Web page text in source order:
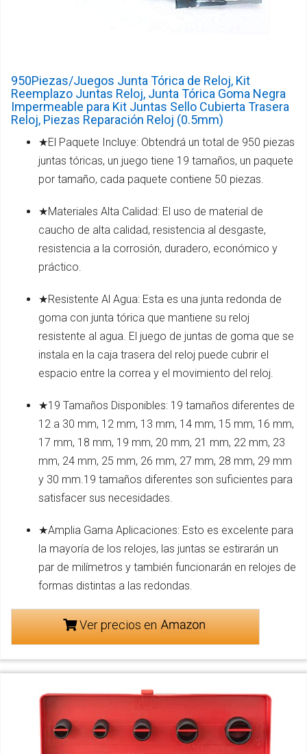
950Piezas/Juegos Junta Tórica de Reloj, Kit
Reemplazo Juntas Reloj, Junta Tórica Goma Negra
Impermeable para Kit Juntas Sello Cubierta Trasera
Reloj, Piezas Reparación Reloj (0.5mm)
★El Paquete Incluye: Obtendrá un total de 950 piezas
juntas tóricas, un juego tiene 19 tamaños, un paquete
por tamaño, cada paquete contiene 50 piezas.
★Materiales Alta Calidad: El uso de material de
caucho de alta calidad, resistencia al desgaste,
resistencia a la corrosión, duradero, económico y
práctico.
★Resistente Al Agua: Esta es una junta redonda de
goma con junta tórica que mantiene su reloj
resistente al agua. El juego de juntas de goma que se
instala en la caja trasera del reloj puede cubrir el
espacio entre la correa y el movimiento del reloj.
★19 Tamaños Disponibles: 19 tamaños diferentes de
12 a 30 mm, 12 mm, 13 mm, 14 mm, 15 mm, 16 mm,
17 mm, 18 mm, 19 mm, 20 mm, 21 mm, 22 mm, 23
mm, 24 mm, 25 mm, 26 mm, 27 mm, 28 mm, 29 mm
y 30 mm.19 tamaños diferentes son suficientes para
satisfacer sus necesidades.
★Amplia Gama Aplicaciones: Esto es excelente para
la mayoría de los relojes, las juntas se estirarán un
par de milímetros y también funcionarán en relojes de
formas distintas a las redondas.
Ver precios en